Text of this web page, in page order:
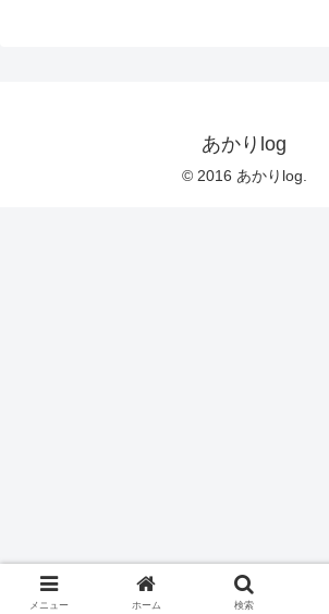
あかりlog
© 2016 あかりlog.
メニュー ホーム 検索